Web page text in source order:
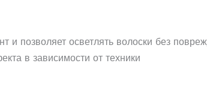
и позволяет осветлять волоски без
в зависимости от техники